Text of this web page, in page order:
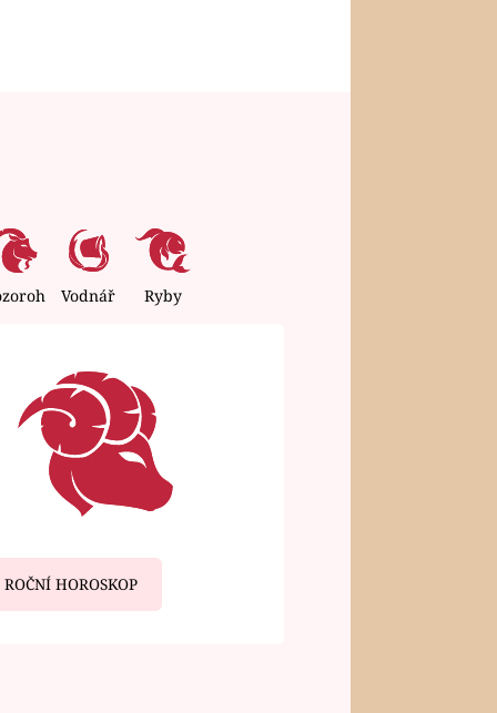
Vodnář Ryby
ROČNÍ HOROSKOP